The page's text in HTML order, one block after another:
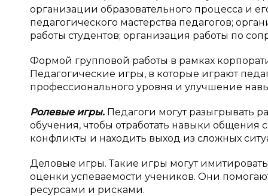
организации образовательного процесса и
педагогического мастерства педагогов;
работы студентов; организация работы по
Формой групповой работы в рамках
Педагогические игры, в которые играют
профессионального уровня и улучшение
Ролевые игры. Педагоги могут разыгрывать
обучения, чтобы отработать навыки общения
конфликты и находить выход из сложных
Деловые игры. Такие игры могут
оценки успеваемости учеников. Они
ресурсами и рисками.